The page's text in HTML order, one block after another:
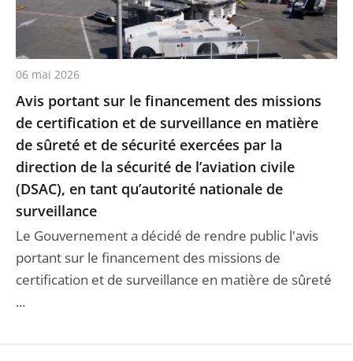
Avis portant sur le financement des missions
de certification et de surveillance en matière
de sûreté et de sécurité exercées par la
direction de la sécurité de l’aviation civile
(DSAC), en tant qu’autorité nationale de
surveillance
Le Gouvernement a décidé de rendre public l'avis
portant sur le financement des missions de
certification et de surveillance en matière de sûreté
...
06 mai 2026